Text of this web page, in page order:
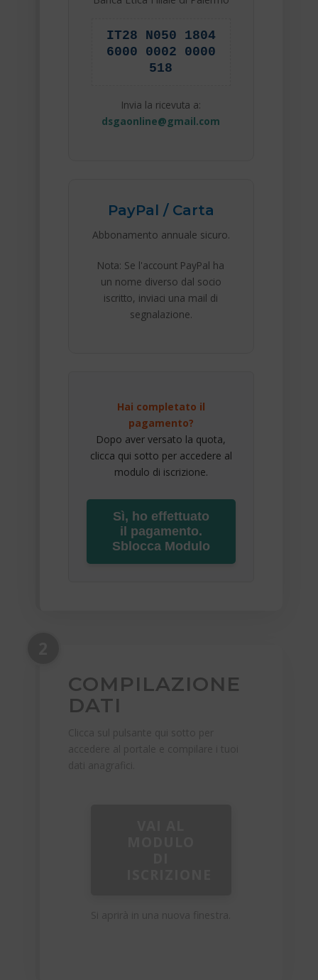
IT28 N050 1804
6000 0002 0000
518
Invia la ricevuta a:
dsgaonline@gmail.com
PayPal / Carta
Abbonamento annuale sicuro.
Nota: Se l'account PayPal ha
un nome diverso dal socio
iscritto, inviaci una mail di
segnalazione.
Hai completato il
pagamento?
Dopo aver versato la quota,
clicca qui sotto per accedere al
modulo di iscrizione.
Sì, ho effettuato
il pagamento.
Sblocca Modulo
COMPILAZIONE
DATI